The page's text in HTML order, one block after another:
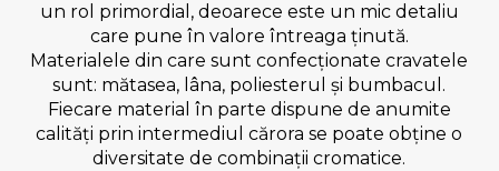
un rol primordial, deoarece este un mic detaliu
care pune în valore întreaga ținută.
Materialele din care sunt confecționate cravatele
sunt: mătasea, lâna, poliesterul și bumbacul.
Fiecare material în parte dispune de anumite
calități prin intermediul cărora se poate obține o
diversitate de combinații cromatice.